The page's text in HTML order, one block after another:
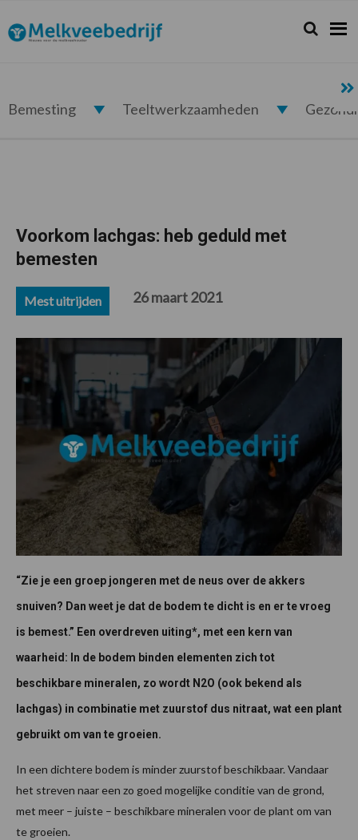
de
hoofdnavigatie
de
hoofd
de
eerste
de
voettekst
Melkveebedrijf.nl Zoeken...
Zoek
Bemesting Teeltwerkzaamheden
Voorkom lachgas: heb geduld met
bemesten
Mest uitrijden 26 maart 2021
“Zie je een groep jongeren met de neus over de akkers
snuiven? Dan weet je dat de bodem te dicht is en er te vroeg
is bemest.” Een overdreven uiting*, met een kern van
waarheid: In de bodem binden elementen zich tot
beschikbare mineralen, zo wordt N2O (ook bekend als
lachgas) in combinatie met zuurstof dus nitraat, wat een plant
gebruikt om van te groeien.
In een dichtere bodem is minder zuurstof beschikbaar. Vandaar
het streven naar een zo goed mogelijke conditie van de grond,
met meer – juiste – beschikbare mineralen voor de plant om van
te groeien.